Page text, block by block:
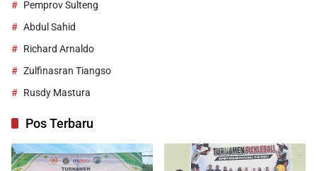
Pemprov Sulteng
Abdul Sahid
Richard Arnaldo
Zulfinasran Tiangso
Rusdy Mastura
Pos Terbaru